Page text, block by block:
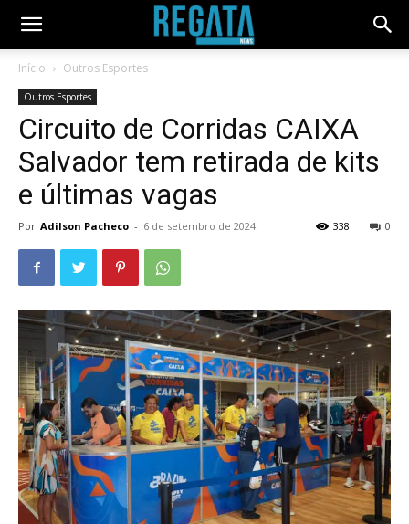
Início Outros Esportes
Outros Esportes
Circuito de Corridas CAIXA
Salvador tem retirada de kits
e últimas vagas
Por Adilson Pacheco - 6 de setembro de 2024 0
338